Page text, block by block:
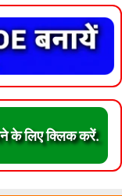
के लिए क्लिक करें.